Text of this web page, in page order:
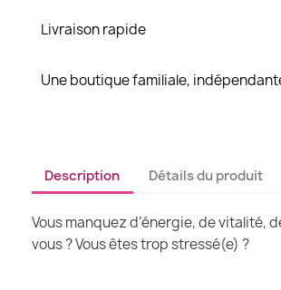
Livraison rapide
Une boutique familiale,
Description Détails du produit
Vous manquez d’énergie, de vitalité,
vous ? Vous êtes trop stressé(e) ?